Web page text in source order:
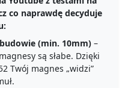
co naprawdę decyduje
(min. 10mm) –
są słabe. Dzięki
Twój magnes „widzi”